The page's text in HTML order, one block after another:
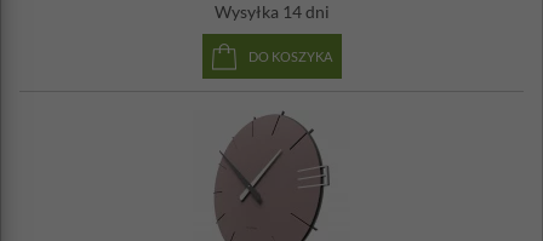
Wysyłka 14 dni
DO KOSZYKA